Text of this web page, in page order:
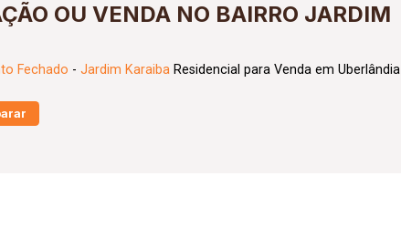
OU VENDA NO BAIRRO JARDIM
Fechado - Jardim Karaiba Residencial para Venda em Uberlândia